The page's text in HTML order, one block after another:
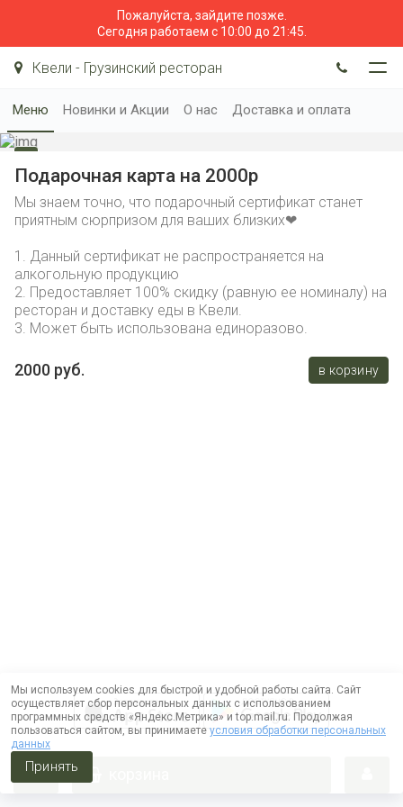
Пожалуйста, зайдите позже.
Сегодня работаем с 10:00 до 21:45.
Квели - Грузинский ресторан
Меню Новинки и Акции О нас Доставка и оплата
Подарочная карта на 2000р
Мы знаем точно, что подарочный сертификат станет
приятным сюрпризом для ваших близких❤
1. Данный сертификат не распространяется на
алкогольную продукцию
2. Предоставляет 100% скидку (равную ее номиналу) на
ресторан и доставку еды в Квели.
3. Может быть использована единоразово.
2000 руб. в корзину
Мы используем cookies для быстрой и удобной работы сайта. Сайт
осуществляет сбор персональных данных с использованием
программных средств «Яндекс.Метрика» и top.mail.ru. Продолжая
пользоваться сайтом, вы принимаете условия обработки персональных
данных
Принять